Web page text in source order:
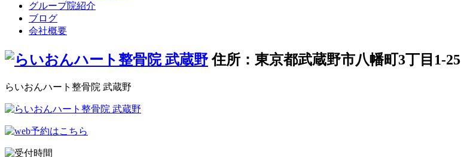
グループ院紹介
ブログ
会社概要
住所：東京都武蔵野市八幡町3丁目1-25
らいおんハート整骨院 武蔵野